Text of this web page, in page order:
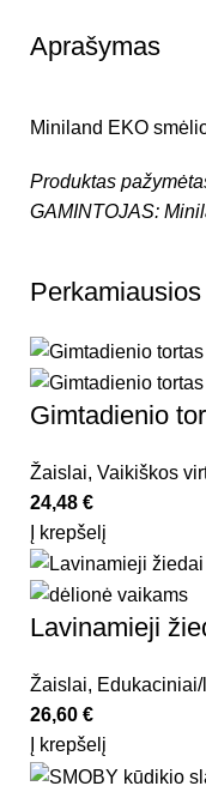
Aprašymas
Miniland EKO
Produktas
GAMINTOJAS:
Gimtadienio
Žaislai, Vaikiškos
24,48 €
Į krepšelį
Lavinamieji
Žaislai,
26,60 €
Į krepšelį